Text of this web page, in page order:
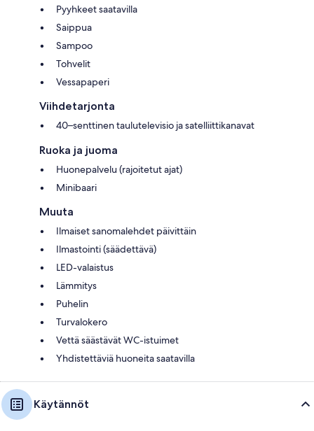
Pyyhkeet saatavilla
Saippua
Sampoo
Tohvelit
Vessapaperi
Viihdetarjonta
40–senttinen taulutelevisio ja satelliittikanavat
Ruoka ja juoma
Huonepalvelu (rajoitetut ajat)
Minibaari
Muuta
Ilmaiset sanomalehdet päivittäin
Ilmastointi (säädettävä)
LED-valaistus
Lämmitys
Puhelin
Turvalokero
Vettä säästävät WC-istuimet
Yhdistettäviä huoneita saatavilla
Käytännöt